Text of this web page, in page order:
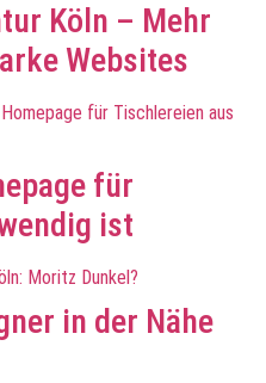
Köln – Mehr
Websites
für
ist
in der Nähe